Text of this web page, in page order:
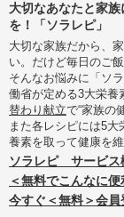
大切なあなたと家
を！「ソラレピ」
大切な家族だから、
い。だけど毎日のご
そんなお悩みに「ソ
働省が定める3大栄養
替わり献立で“家族の
また各レシピには5
養素を取って健康を
ソラレピ サービス
＜無料でこんなに
今すぐ＜無料＞会員